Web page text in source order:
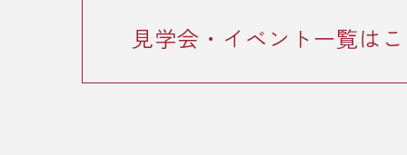
見学会・イベント一覧は